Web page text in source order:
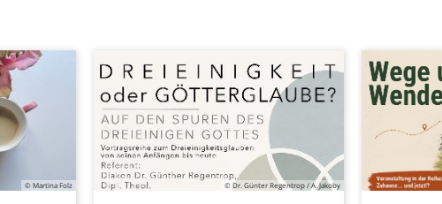
© Martina Folz © Dr. Günter Regentrop / A. Jakoby